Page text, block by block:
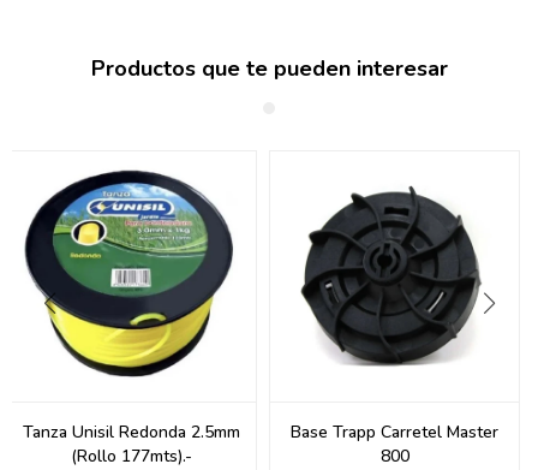
Productos que te pueden interesar
Tanza Unisil Redonda 2.5mm
(Rollo 177mts).-
Base Trapp Carretel Master
800